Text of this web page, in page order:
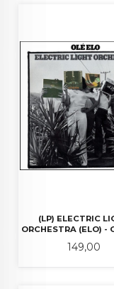
(LP) ELECTRIC
ORCHESTRA (ELO) -
Pris
149,00